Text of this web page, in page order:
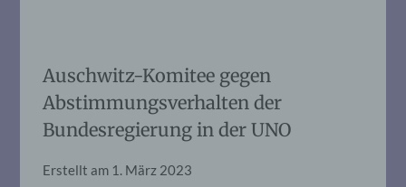
Auschwitz-Komitee gegen
Abstimmungsverhalten der
Bundesregierung in der UNO
Erstellt am 1. März 2023